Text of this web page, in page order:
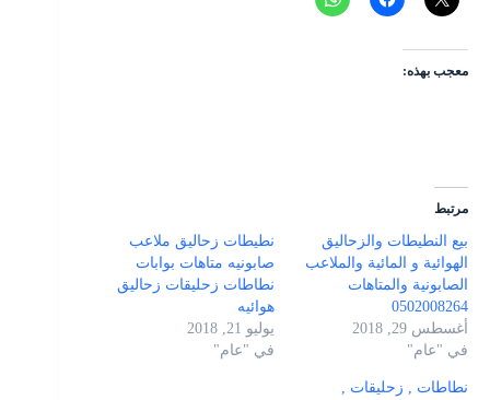
معجب بهذه:
مرتبط
بيع النطيطات والزحاليق
الهوائية و المائية والملاعب
الصابونية والمتاهات
0502008264
أغسطس 29, 2018
في "عام"
نطيطات زحاليق ملاعب
صابونيه متاهات بوابات
نطاطات زحليقات زحاليق
هوائيه
يوليو 21, 2018
في "عام"
نطاطات , زحليقات ,